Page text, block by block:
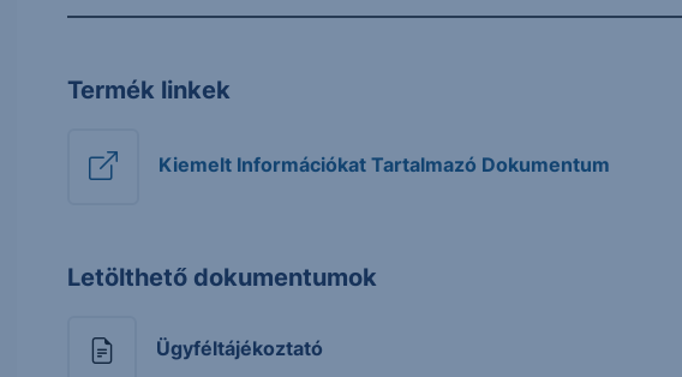
Termék linkek
Kiemelt Információkat Tartalmazó Dokumentum
Letölthető dokumentumok
Ügyféltájékoztató